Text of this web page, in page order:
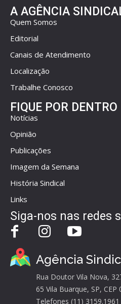
A AGÊNCIA
Quem Somos
Editorial
Canais de Atendimento
Localização
Trabalhe Conosco
FIQUE POR DENTRO
Notícias
Opinião
Publicações
Imagem da Semana
História Sindical
Links
Siga-nos nas redes
Agência
Rua Doutor Vila Nova,
65 Vila Buarque, SP, CEP
Telefones (11)